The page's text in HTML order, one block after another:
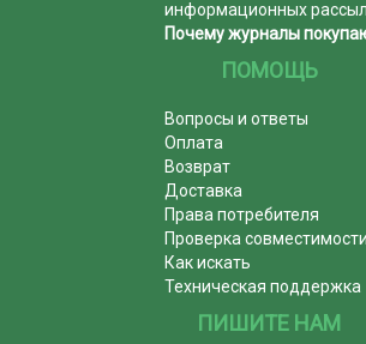
информационных
Почему журналы
ПОМОЩЬ
Вопросы и ответы
Оплата
Возврат
Доставка
Права потребителя
Проверка совместимости
Как искать
Техническая поддержка
ПИШИТЕ НАМ